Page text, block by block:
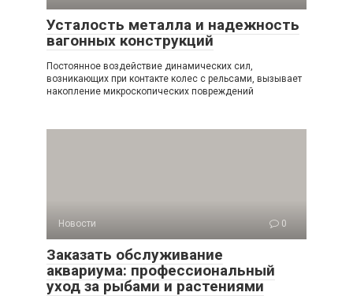
Усталость металла и надежность
вагонных конструкций
Постоянное воздействие динамических сил,
возникающих при контакте колес с рельсами, вызывает
накопление микроскопических повреждений
Новости 0
Заказать обслуживание
аквариума: профессиональный
уход за рыбами и растениями